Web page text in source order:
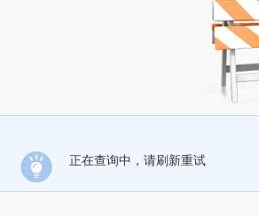
正在查询中，请刷新重试